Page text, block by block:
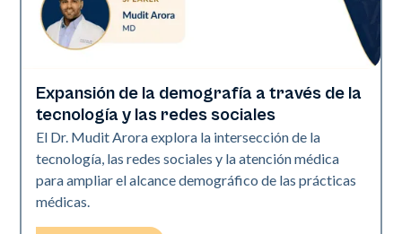
Art of Diversity
Expansión de la demografía a través de la
tecnología y las redes sociales
El Dr. Mudit Arora explora la intersección de la
tecnología, las redes sociales y la atención médica
para ampliar el alcance demográfico de las prácticas
médicas.